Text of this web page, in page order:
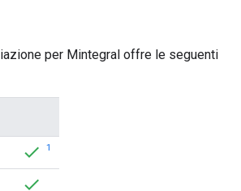
per Mintegral offre le seguenti
1